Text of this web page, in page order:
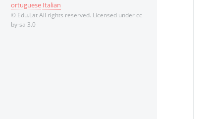
ortuguese Italian
© Edu.Lat All rights reserved. Licensed under cc
by-sa 3.0